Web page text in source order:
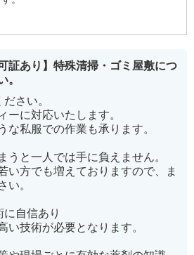
証あり】特殊清掃・ゴミ屋敷につ
。
さい。
ーに対応いたします。
な私服での作業も承ります。
うと一人では手に負えません。
い方でも増えておりますので、ま
い。
自信あり
い技術が必要となります。